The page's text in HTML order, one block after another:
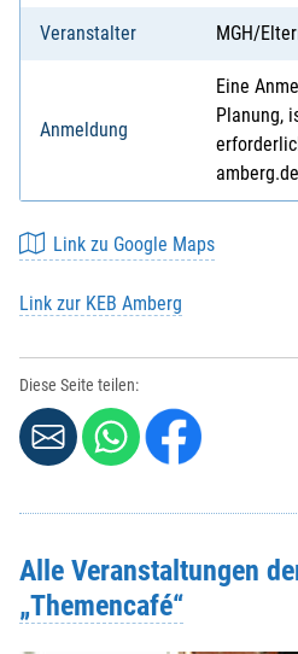
Veranstalter MGH/
Anmeldung
Eine
Planung,
Link zu Google Maps
Link zur KEB Amberg
Diese Seite teilen:
Alle Veranstaltungen
„Themencafé“